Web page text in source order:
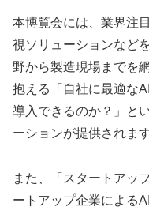
本博覧会には、業界注
視ソリューションなど
野から製造現場までを
抱える「自社に最適な
導入できるのか？」と
ーションが提供されます
また、「スタートアッ
ートアップ企業による